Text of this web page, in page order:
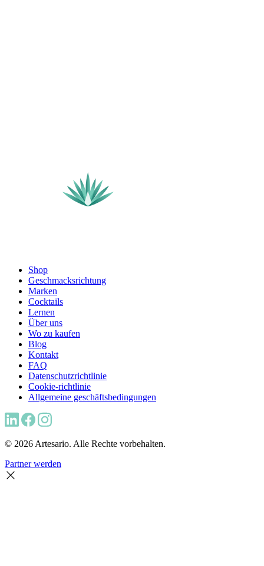
Shop
Geschmacksrichtung
Marken
Cocktails
Lernen
Über uns
Wo zu kaufen
Blog
Kontakt
FAQ
Datenschutzrichtlinie
Cookie-richtlinie
Allgemeine geschäftsbedingungen
© 2026 Artesario. Alle Rechte vorbehalten.
Partner werden